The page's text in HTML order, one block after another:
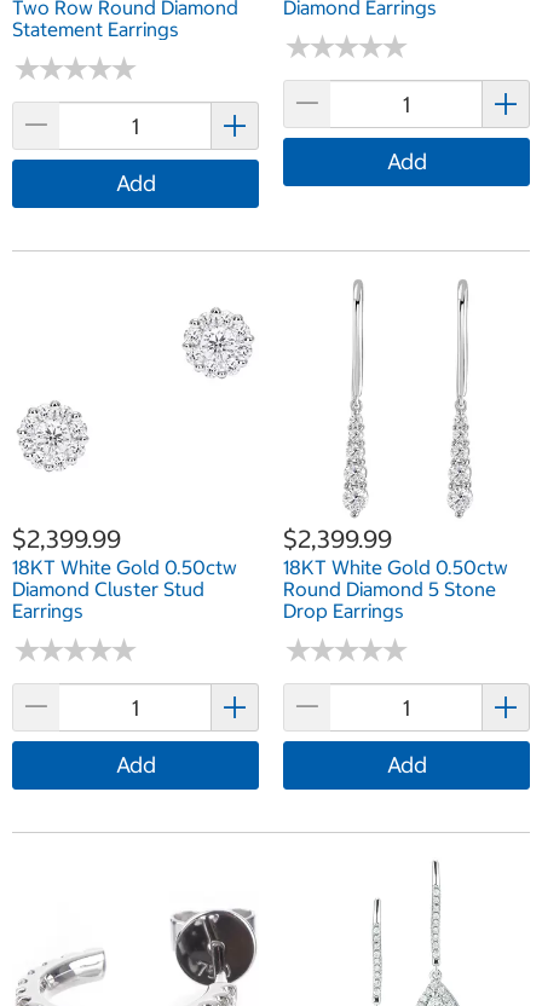
Two Row Round Diamond
Statement Earrings
★★★★★
★★★★★
Add
Diamond Earrings
★★★★★
★★★★★
Add
$2,399.99
18KT White Gold 0.50ctw
Diamond Cluster Stud
Earrings
★★★★★
★★★★★
Add
$2,399.99
18KT White Gold 0.50ctw
Round Diamond 5 Stone
Drop Earrings
★★★★★
★★★★★
Add